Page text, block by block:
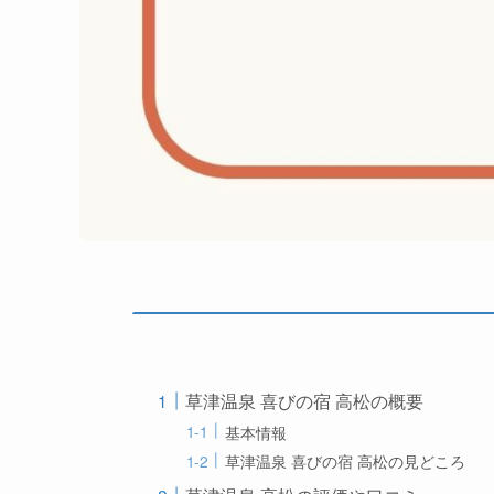
草津温泉 喜びの宿 高松の概要
基本情報
草津温泉 喜びの宿 高松の見どころ